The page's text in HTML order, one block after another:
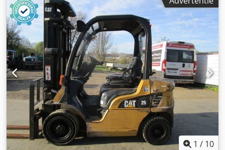
Hefvermogen: 3.000 kg Technische staat: zeer goed
Optische staat: zeer goed Crsdpfx Aozd E S Doaijf Neem
contact op met Thierry Leemans voor meer informatie.
1 / 10